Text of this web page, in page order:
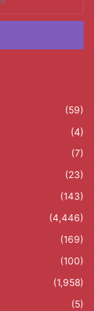
(59)
(4)
(7)
(23)
(143)
(4,446)
(169)
(100)
(1,958)
(5)